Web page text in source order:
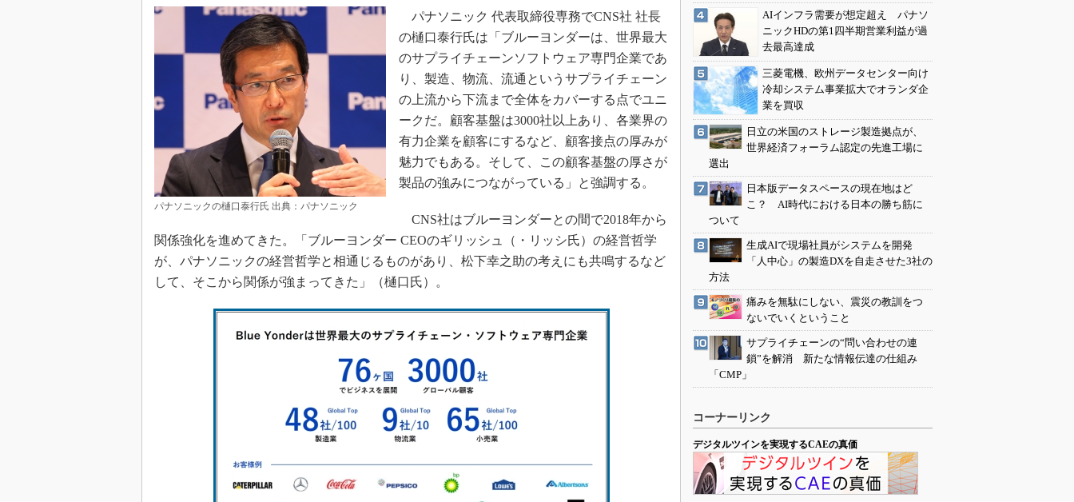
デジタルツインとCAE
S＆OP
インダストリー4.0
イノベーション
製造業ビッグデータ
植物工場
知財マネジメント
制御セキュリティ
パナソニックの樋口泰行氏 出典：パナソニック
パナソニック 代表取締役専務でCNS社 社長
の樋口泰行氏は「ブルーヨンダーは、世界最大
のサプライチェーンソフトウェア専門企業であ
り、製造、物流、流通というサプライチェーン
の上流から下流まで全体をカバーする点でユニ
ークだ。顧客基盤は3000社以上あり、各業界の
有力企業を顧客にするなど、顧客接点の厚みが
魅力でもある。そして、この顧客基盤の厚さが
製品の強みにつながっている」と強調する。
CNS社はブルーヨンダーとの間で2018年から
関係強化を進めてきた。「ブルーヨンダー CEOのギリッシュ（・リッシ氏）の経営哲学
が、パナソニックの経営哲学と相通じるものがあり、松下幸之助の考えにも共鳴するなど
して、そこから関係が強まってきた」（樋口氏）。
AIインフラ需要が想定超え パナソ
ニックHDの第1四半期営業利益が過
去最高達成
三菱電機、欧州データセンター向け
冷却システム事業拡大でオランダ企
業を買収
日立の米国のストレージ製造拠点が、
世界経済フォーラム認定の先進工場に
選出
日本版データスペースの現在地はど
こ？ AI時代における日本の勝ち筋に
ついて
生成AIで現場社員がシステムを開発
「人中心」の製造DXを自走させた3社の
方法
痛みを無駄にしない、震災の教訓をつ
ないでいくということ
サプライチェーンの“問い合わせの連
鎖”を解消 新たな情報伝達の仕組み
「CMP」
コーナーリンク
デジタルツインを実現するCAEの真価